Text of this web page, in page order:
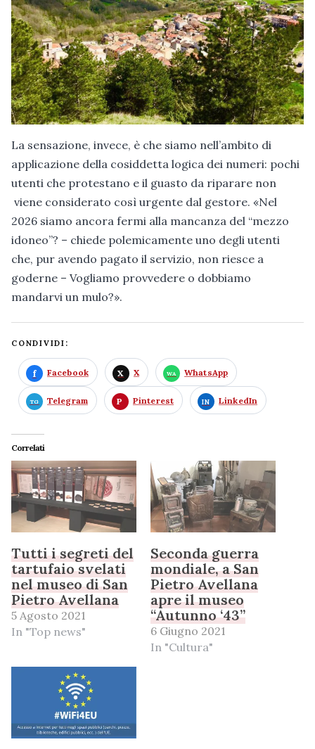
La sensazione, invece, è che siamo nell’ambito di
applicazione della cosiddetta logica dei numeri: pochi
utenti che protestano e il guasto da riparare non
viene considerato così urgente dal gestore. «Nel
2026 siamo ancora fermi alla mancanza del “mezzo
idoneo”? – chiede polemicamente uno degli utenti
che, pur avendo pagato il servizio, non riesce a
goderne – Vogliamo provvedere o dobbiamo
mandarvi un mulo?».
CONDIVIDI:
Facebook X WhatsApp
Telegram Pinterest LinkedIn
Correlati
Tutti i segreti del
tartufaio svelati
nel museo di San
Pietro Avellana
5 Agosto 2021
In "Top news"
Seconda guerra
mondiale, a San
Pietro Avellana
apre il museo
“Autunno ‘43”
6 Giugno 2021
In "Cultura"